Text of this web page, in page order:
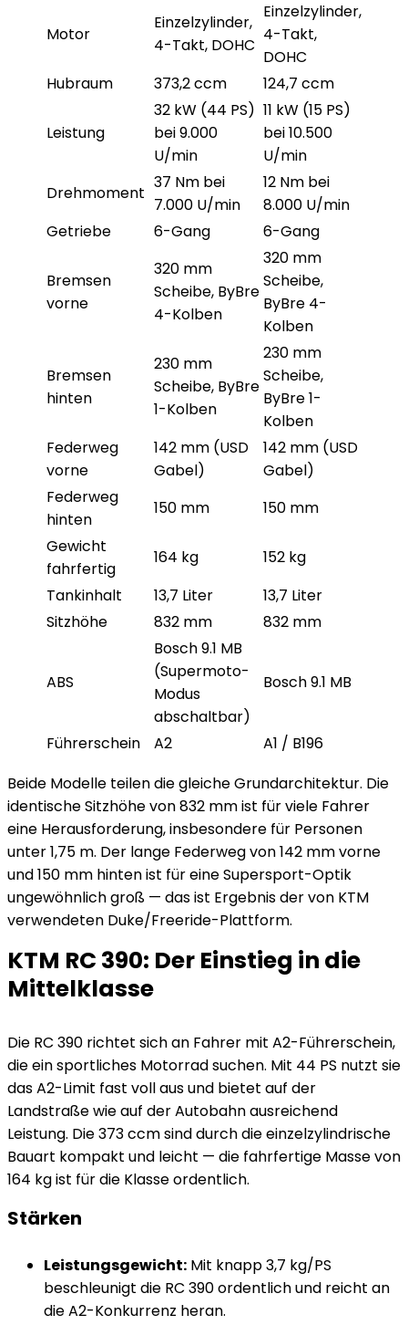
Motor
Einzelzylinder,
4-Takt, DOHC
Einzelzylinder,
4-Takt,
DOHC
Hubraum
373,2 ccm 124,7 ccm
Leistung
32 kW (44 PS)
bei 9.000
U/min
11 kW (15 PS)
bei 10.500
U/min
Drehmoment
37 Nm bei
7.000 U/min
12 Nm bei
8.000 U/min
Getriebe
6-Gang 6-Gang
Bremsen
vorne
320 mm
Scheibe, ByBre
4-Kolben
320 mm
Scheibe,
ByBre 4-
Kolben
Bremsen
hinten
230 mm
Scheibe, ByBre
1-Kolben
230 mm
Scheibe,
ByBre 1-
Kolben
Federweg
vorne
142 mm (USD
Gabel)
142 mm (USD
Gabel)
Federweg
hinten
150 mm
150 mm
Gewicht
fahrfertig
164 kg
152 kg
Tankinhalt
13,7 Liter
13,7 Liter
Sitzhöhe
832 mm 832 mm
ABS
Bosch 9.1 MB
(Supermoto-
Modus
abschaltbar)
Bosch 9.1 MB
Führerschein A2
A1 / B196
Beide Modelle teilen die gleiche Grundarchitektur. Die
identische Sitzhöhe von 832 mm ist für viele Fahrer
eine Herausforderung, insbesondere für Personen
unter 1,75 m. Der lange Federweg von 142 mm vorne
und 150 mm hinten ist für eine Supersport-Optik
ungewöhnlich groß — das ist Ergebnis der von KTM
verwendeten Duke/Freeride-Plattform.
KTM RC 390: Der Einstieg in die
Mittelklasse
Die RC 390 richtet sich an Fahrer mit A2-Führerschein,
die ein sportliches Motorrad suchen. Mit 44 PS nutzt sie
das A2-Limit fast voll aus und bietet auf der
Landstraße wie auf der Autobahn ausreichend
Leistung. Die 373 ccm sind durch die einzelzylindrische
Bauart kompakt und leicht — die fahrfertige Masse von
164 kg ist für die Klasse ordentlich.
Stärken
Leistungsgewicht: Mit knapp 3,7 kg/PS
beschleunigt die RC 390 ordentlich und reicht an
die A2-Konkurrenz heran.